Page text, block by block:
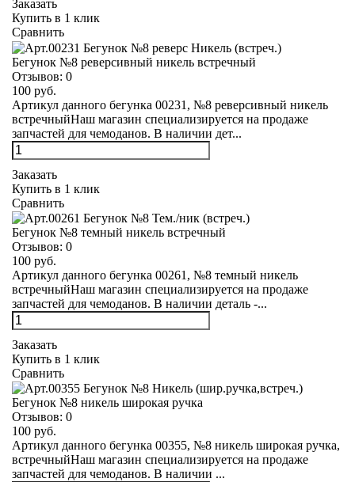
Заказать
Купить в 1 клик
Сравнить
Бегунок №8 реверсивный никель встречный
Отзывов: 0
100 руб.
Артикул данного бегунка 00231, №8 реверсивный никель
встречныйНаш магазин специализируется на продаже
запчастей для чемоданов. В наличии дет...
Заказать
Купить в 1 клик
Сравнить
Бегунок №8 темный никель встречный
Отзывов: 0
100 руб.
Артикул данного бегунка 00261, №8 темный никель
встречныйНаш магазин специализируется на продаже
запчастей для чемоданов. В наличии деталь -...
Заказать
Купить в 1 клик
Сравнить
Бегунок №8 никель широкая ручка
Отзывов: 0
100 руб.
Артикул данного бегунка 00355, №8 никель широкая ручка,
встречныйНаш магазин специализируется на продаже
запчастей для чемоданов. В наличии ...